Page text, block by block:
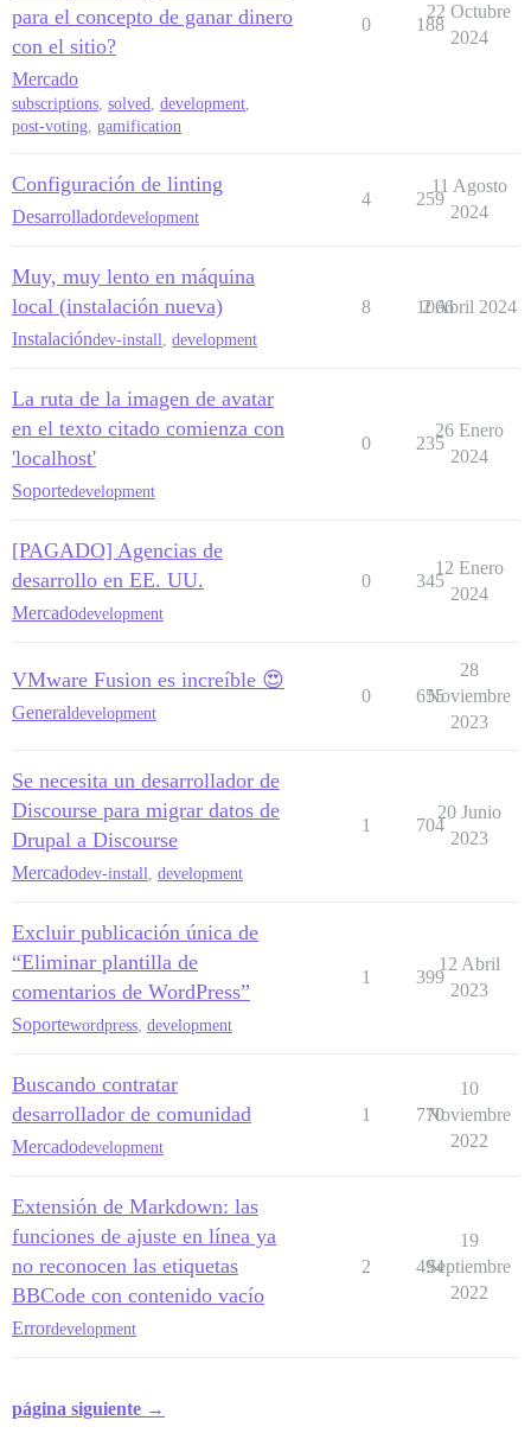
para el concepto de ganar dinero
con el sitio?
Mercado
subscriptions, solved, development,
post-voting, gamification
0 188
22 Octubre
2024
Configuración de linting
Desarrolladordevelopment
4 259
11 Agosto
2024
Muy, muy lento en máquina
local (instalación nueva)
Instalacióndev-install development
8 1066
2 Abril 2024
La ruta de la imagen de avatar
en el texto citado comienza con
'localhost'
Soportedevelopment
0 235
26 Enero
2024
[PAGADO] Agencias de
desarrollo en EE. UU.
Mercadodevelopment
0 345
12 Enero
2024
VMware Fusion es increíble 😍
Generaldevelopment
0 655
28
Noviembre
2023
Se necesita un desarrollador de
Discourse para migrar datos de
Drupal a Discourse
Mercadodev-install development
1 704
20 Junio
2023
Excluir publicación única de
“Eliminar plantilla de
comentarios de WordPress”
Soportewordpress development
1 399
12 Abril
2023
Buscando contratar
desarrollador de comunidad
Mercadodevelopment
1 770
10
Noviembre
2022
Extensión de Markdown: las
funciones de ajuste en línea ya
no reconocen las etiquetas
BBCode con contenido vacío
Errordevelopment
2 494
19
Septiembre
2022
página siguiente →